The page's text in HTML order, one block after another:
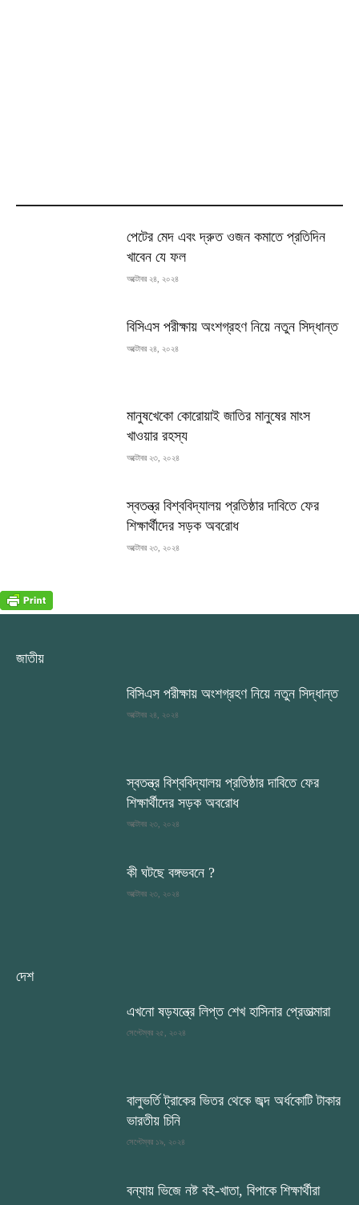
পেটের মেদ এবং দ্রুত ওজন কমাতে প্রতিদিন
খাবেন যে ফল
অক্টোবর ২৪, ২০২৪
বিসিএস পরীক্ষায় অংশগ্রহণ নিয়ে নতুন সিদ্ধান্ত
অক্টোবর ২৪, ২০২৪
মানুষখেকো কোরোয়াই জাতির মানুষের মাংস
খাওয়ার রহস্য
অক্টোবর ২৩, ২০২৪
স্বতন্ত্র বিশ্ববিদ্যালয় প্রতিষ্ঠার দাবিতে ফের
শিক্ষার্থীদের সড়ক অবরোধ
অক্টোবর ২৩, ২০২৪
জাতীয়
বিসিএস পরীক্ষায় অংশগ্রহণ নিয়ে নতুন সিদ্ধান্ত
অক্টোবর ২৪, ২০২৪
স্বতন্ত্র বিশ্ববিদ্যালয় প্রতিষ্ঠার দাবিতে ফের
শিক্ষার্থীদের সড়ক অবরোধ
অক্টোবর ২৩, ২০২৪
কী ঘটছে বঙ্গভবনে ?
অক্টোবর ২৩, ২০২৪
দেশ
এখনো ষড়যন্ত্রে লিপ্ত শেখ হাসিনার প্রেতাত্মারা
সেপ্টেম্বর ২৫, ২০২৪
বালুভর্তি ট্রাকের ভিতর থেকে জব্দ অর্ধকোটি টাকার
ভারতীয় চিনি
সেপ্টেম্বর ১৯, ২০২৪
বন্যায় ভিজে নষ্ট বই-খাতা, বিপাকে শিক্ষার্থীরা